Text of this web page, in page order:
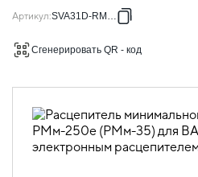
выключатели в литом
устройства
02.01.04.02
устройства к автоматическим
выключателям ВА88 MASTER
Артикул:SVA31D-RM-02
Сгенерировать QR - код